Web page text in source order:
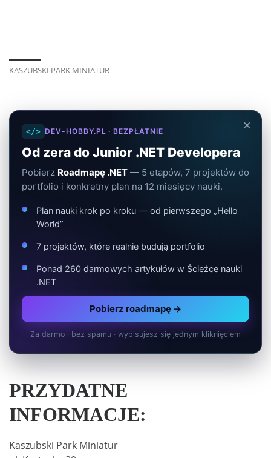
KASZUBSKI PARK MINIATUR
×
</> DEV-HOBBY.PL · BEZPŁATNIE
Od zera do Junior .NET Developera
Pobierz Roadmapę .NET — 5 etapów, 7 projektów do
portfolio i konkretny plan na 12 miesięcy nauki.
Plan nauki krok po kroku — od pierwszego „Hello
World”
7 projektów, które realnie budują portfolio
Ponad 260 darmowych artykułów w Ścieżce nauki
.NET
Pobierz roadmapę →
Za darmo · bez spamu · wypisujesz się jednym kliknięciem
PRZYDATNE
INFORMACJE:
Kaszubski Park Miniatur